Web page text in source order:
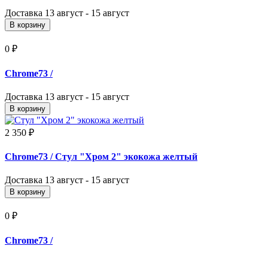
Доставка 13 август - 15 август
В корзину
0 ₽
Chrome73 /
Доставка 13 август - 15 август
В корзину
2 350 ₽
Chrome73 / Стул "Хром 2" экокожа желтый
Доставка 13 август - 15 август
В корзину
0 ₽
Chrome73 /